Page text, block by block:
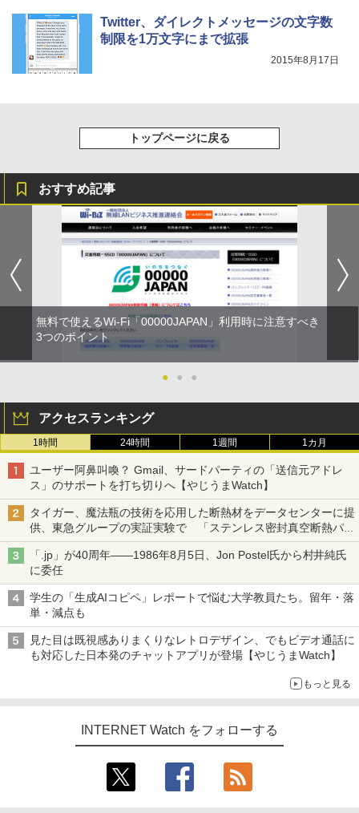
Twitter、ダイレクトメッセージの文字数
制限を1万文字にまで拡張
2015年8月17日
トップページに戻る
おすすめ記事
無料で使えるWi-Fi「00000JAPAN」利用時に注意すべき
3つのポイント
● ● ●
アクセスランキング
1時間 24時間 1週間 1カ月
ユーザー阿鼻叫喚？ Gmail、サードパーティの「送信元アドレ
ス」のサポートを打ち切りへ【やじうまWatch】
タイガー、魔法瓶の技術を応用した断熱材をデータセンターに提
供、東急グループの実証実験で 「ステンレス密封真空断熱パネ
ル TIVIP」
「.jp」が40周年――1986年8月5日、Jon Postel氏から村井純氏
に委任
学生の「生成AIコピペ」レポートで悩む大学教員たち。留年・落
単・減点も
見た目は既視感ありまくりなレトロデザイン、でもビデオ通話に
も対応した日本発のチャットアプリが登場【やじうまWatch】
もっと見る
INTERNET Watch をフォローする